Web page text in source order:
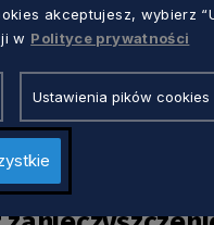
w Gdańsku
między
Pozwoli to na
które nie są już
codziennego
akceptujesz, wybierz
w Polityce prywatności
Ustawienia pików cookies